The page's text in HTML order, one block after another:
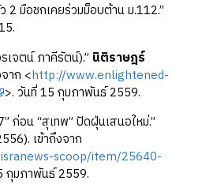
2 มือชกเคยร่วมม็อบต้าน ม.112.”
เจตน์ ภาคีรัตน์).” นิติราษฎร์
าก <http://www.enlightened-
>. วันที่ 15 กุมภาพันธ์ 2559.
ก่อน “สุเทพ” ปัดฝุ่นเสนอใหม่.”
เข้าถึงจาก
scoop/item/25640-
กุมภาพันธ์ 2559.